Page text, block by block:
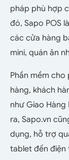
pháp phù hợp
đó, Sapo POS
các cửa hàng
mini, quán ăn
Phần mềm
hàng, khách
như Giao Hàng
ra, Sapo.vn
dụng, hỗ trợ
tablet đến điện